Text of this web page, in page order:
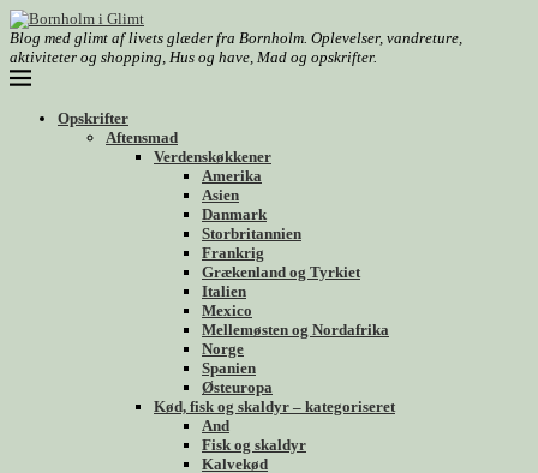
Blog med glimt af livets glæder fra Bornholm. Oplevelser, vandreture,
aktiviteter og shopping, Hus og have, Mad og opskrifter.
Opskrifter
Aftensmad
Verdenskøkkener
Amerika
Asien
Danmark
Storbritannien
Frankrig
Grækenland og Tyrkiet
Italien
Mexico
Mellemøsten og Nordafrika
Norge
Spanien
Østeuropa
Kød, fisk og skaldyr – kategoriseret
And
Fisk og skaldyr
Kalvekød